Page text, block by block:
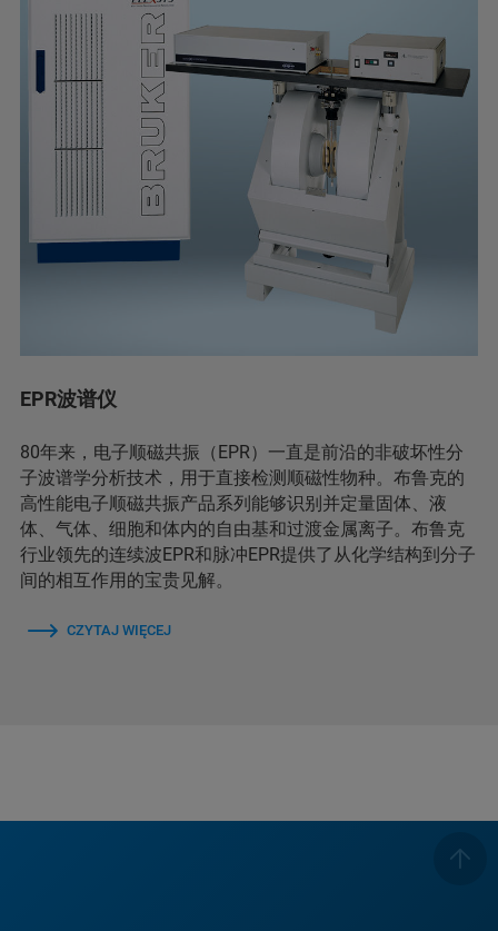
EPR波谱仪
80年来，电子顺磁共振（EPR）一直是前沿的非破坏性分
子波谱学分析技术，用于直接检测顺磁性物种。布鲁克的
高性能电子顺磁共振产品系列能够识别并定量固体、液
体、气体、细胞和体内的自由基和过渡金属离子。布鲁克
行业领先的连续波EPR和脉冲EPR提供了从化学结构到分子
间的相互作用的宝贵见解。
CZYTAJ WIĘCEJ